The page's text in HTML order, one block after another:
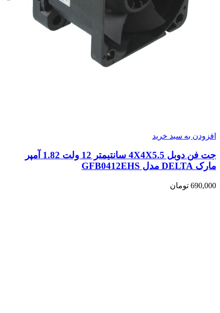
افزودن به سبد خرید
جت فن دوبل 4X4X5.5 سانتیمتر 12 ولت 1.82 آمپر
مارک DELTA مدل GFB0412EHS
690,000 تومان